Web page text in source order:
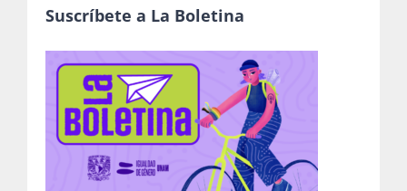
Suscríbete a La Boletina